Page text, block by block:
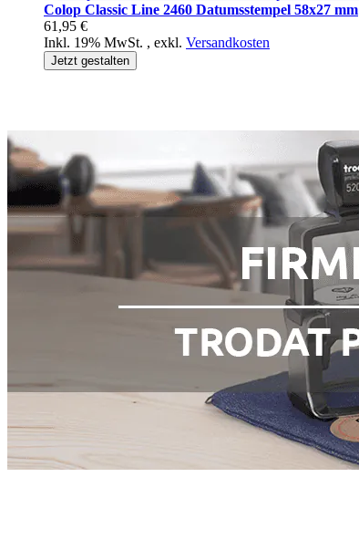
Colop Classic Line 2460 Datumsstempel 58x27 mm
61,95 €
Inkl. 19% MwSt. , exkl. Versandkosten
Jetzt gestalten